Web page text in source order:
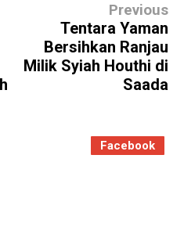
Previous
Tentara Yaman
Bersihkan Ranjau
Milik Syiah Houthi di
Saada
Facebook